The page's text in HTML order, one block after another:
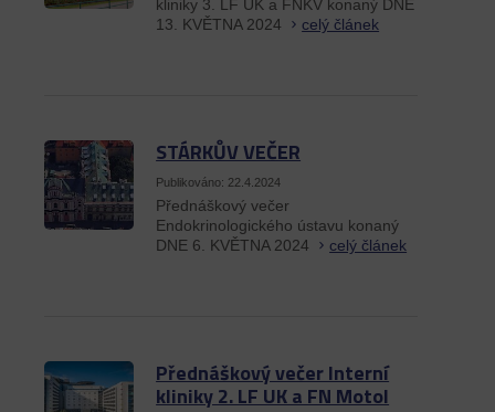
kliniky 3. LF UK a FNKV konaný DNE
13. KVĚTNA 2024
celý článek
STÁRKŮV VEČER
Publikováno: 22.4.2024
Přednáškový večer
Endokrinologického ústavu konaný
DNE 6. KVĚTNA 2024
celý článek
Přednáškový večer Interní
kliniky 2. LF UK a FN Motol